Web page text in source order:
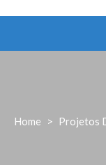
Home > Projetos